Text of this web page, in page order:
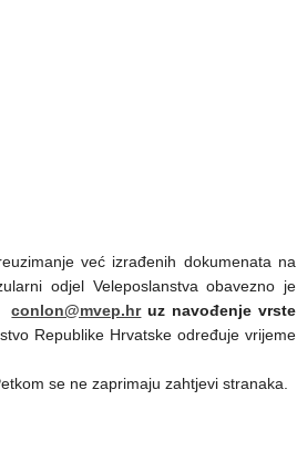
već izrađenih dokumenata na
odjel Veleposlanstva obavezno je
conlon@mvep.hruz navođenje vrste
Republike Hrvatske određuje vrijeme
se ne zaprimaju zahtjevi stranaka.